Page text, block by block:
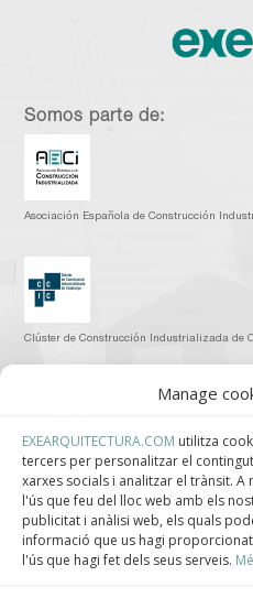
Manage
EXEARQUITECTURA.COM utilitza
tercers per personalitzar el
xarxes socials i analitzar el trànsit.
l'ús que feu del lloc web amb els
publicitat i anàlisi web, els quals
informació que us hagi
l'ús que hagi fet dels seus serveis.
Somos parte de:
Asociación Española de Construcción
Clúster de Construcción Industrializada de
Centro de Innovación Tecnológica en
Contact
Teléfono